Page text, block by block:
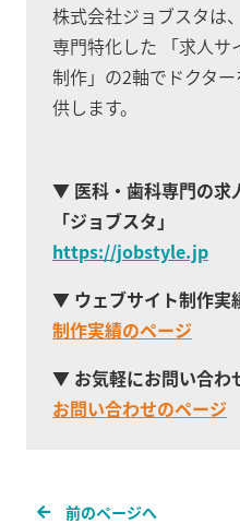
株式会社ジョブスタは
専門特化した 「求人
制作」の2軸でドクタ
供します。
医科・歯科専門の求
「ジョブスタ」
https://jobstyle.jp
ウェブサイト制作実
制作実績のページ
お気軽にお問い合わ
お問い合わせのページ
前のページへ